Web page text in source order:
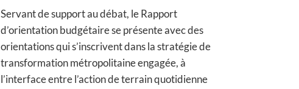
Servant de support au débat, le Rapport
d’orientation budgétaire se présente avec des
orientations qui s’inscrivent dans la stratégie de
transformation métropolitaine engagée, à
l’interface entre l’action de terrain quotidienne